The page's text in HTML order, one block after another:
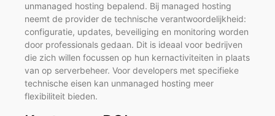
unmanaged hosting bepalend. Bij managed hosting
neemt de provider de technische verantwoordelijkheid:
configuratie, updates, beveiliging en monitoring worden
door professionals gedaan. Dit is ideaal voor bedrijven
die zich willen focussen op hun kernactiviteiten in plaats
van op serverbeheer. Voor developers met specifieke
technische eisen kan unmanaged hosting meer
flexibiliteit bieden.